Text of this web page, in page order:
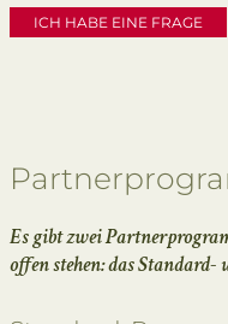
ICH HABE EINE FRAGE
Es gibt zwei
offen stehen: das